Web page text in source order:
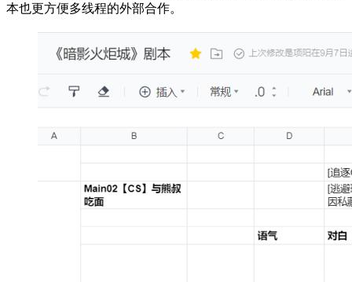
本也更方便多线程的外部合作。